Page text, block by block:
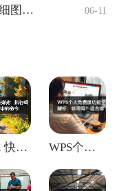
WPS删除多余空白页怎么删？超详细图文教 06-11
Excel 快捷键：执行或展开选中的命令 WPS个人免费版功能全解析：够用吗？适合